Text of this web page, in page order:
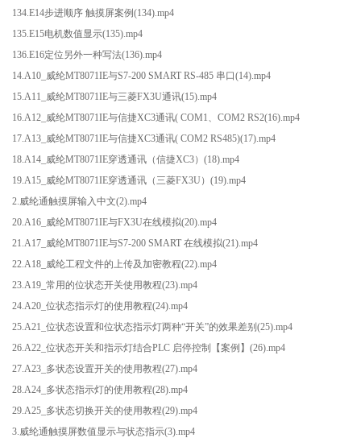
134.E14步进顺序 触摸屏案例(134).mp4
135.E15电机数值显示(135).mp4
136.E16定位另外一种写法(136).mp4
14.A10_威纶MT8071IE与S7-200 SMART RS-485 串口(14).mp4
15.A11_威纶MT8071IE与三菱FX3U通讯(15).mp4
16.A12_威纶MT8071IE与信捷XC3通讯( COM1、COM2 RS2(16).mp4
17.A13_威纶MT8071IE与信捷XC3通讯( COM2 RS485)(17).mp4
18.A14_威纶MT8071IE穿透通讯（信捷XC3）(18).mp4
19.A15_威纶MT8071IE穿透通讯（三菱FX3U）(19).mp4
2.威纶通触摸屏输入中文(2).mp4
20.A16_威纶MT8071IE与FX3U在线模拟(20).mp4
21.A17_威纶MT8071IE与S7-200 SMART 在线模拟(21).mp4
22.A18_威纶工程文件的上传及加密教程(22).mp4
23.A19_常用的位状态开关使用教程(23).mp4
24.A20_位状态指示灯的使用教程(24).mp4
25.A21_位状态设置和位状态指示灯两种“开关”的效果差别(25).mp4
26.A22_位状态开关和指示灯结合PLC 启停控制【案例】(26).mp4
27.A23_多状态设置开关的使用教程(27).mp4
28.A24_多状态指示灯的使用教程(28).mp4
29.A25_多状态切换开关的使用教程(29).mp4
3.威纶通触摸屏数值显示与状态指示(3).mp4